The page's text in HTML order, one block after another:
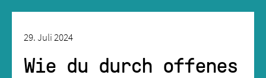
29. Juli 2024
Wie du durch offenes